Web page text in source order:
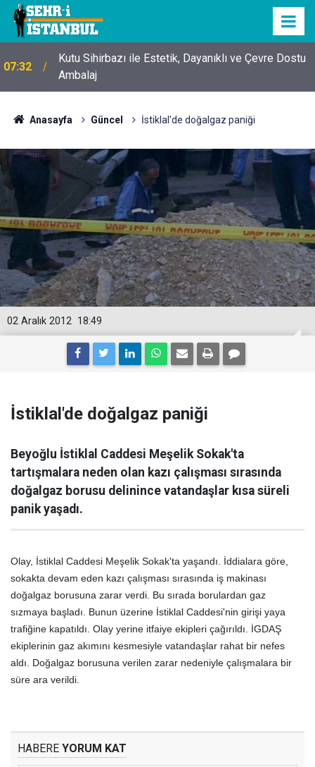
07:32
Kutu Sihirbazı ile Estetik, Dayanıklı ve Çevre Dostu
Ambalaj
Anasayfa Güncel İstiklal'de doğalgaz paniği
18:49
02 Aralık 2012
İstiklal'de doğalgaz paniği
Beyoğlu İstiklal Caddesi Meşelik Sokak'ta
tartışmalara neden olan kazı çalışması sırasında
doğalgaz borusu delinince vatandaşlar kısa süreli
panik yaşadı.
Olay, İstiklal Caddesi Meşelik Sokak'ta yaşandı. İddialara göre,
sokakta devam eden kazı çalışması sırasında iş makinası
doğalgaz borusuna zarar verdi. Bu sırada borulardan gaz
sızmaya başladı. Bunun üzerine İstiklal Caddesi'nin girişi yaya
trafiğine kapatıldı. Olay yerine itfaiye ekipleri çağırıldı. İGDAŞ
ekiplerinin gaz akımını kesmesiyle vatandaşlar rahat bir nefes
aldı. Doğalgaz borusuna verilen zarar nedeniyle çalışmalara bir
süre ara verildi.
HABERE YORUM KAT